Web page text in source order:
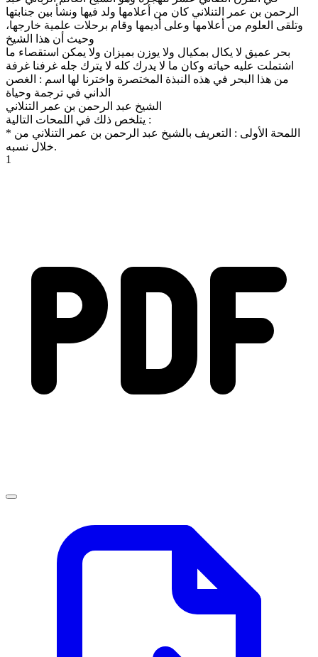
الرحمن بن عمر التنلاني كان من أعلامها ولد فيها ونشأ بين جنابتها
وتلقى العلوم من أعلامها وعلى أديمها وقام برحلات علمية خارجها،
وحيث أن هذا الشيخ
بحر عميق لا يكال بمكيال ولا يوزن بميزان ولا يمكن استقصاء ما
اشتملت عليه حياته وكان ما لا يدرك كله لا يترك جله غرفنا غرفة
من هذا البحر في هذه النبذة المختصرة واخترنا لها اسم : الغصن
الداني في ترجمة وحياة
الشيخ عبد الرحمن بن عمر التنلاني
يتلخص ذلك في اللمحات التالية :
* اللمحة الأولى : التعريف بالشيخ عبد الرحمن بن عمر التنلاني من
خلال نسبه.
1